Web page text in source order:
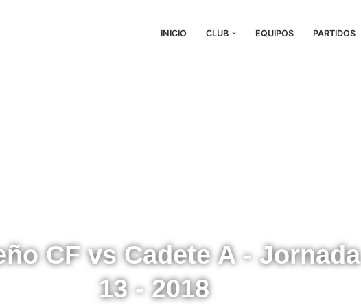
INICIO CLUB EQUIPOS PARTIDOS
CF vs Cadete A - Jornada
13 - 2018